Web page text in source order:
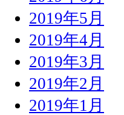
2019年5月
2019年4月
2019年3月
2019年2月
2019年1月